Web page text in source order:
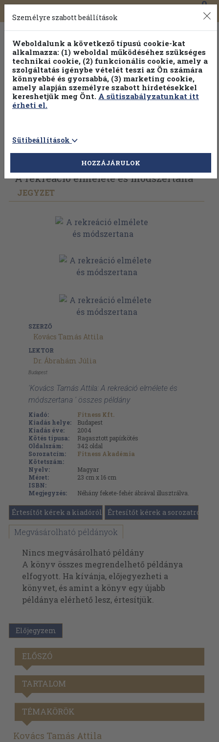
Toggle
navigation
0
Válogasson több mint 30 000 kötet közül
Hobbi témakörökben20% kedvezménnyel!
Vissza az előző oldalra Válasszon példányt
A rekreáció elmélete és módszertana
JEGYZET
SZERZŐ
Kovács Tamás Attila
LEKTOR
Dr. Ábrahám Júlia
Budapest
'Kovács Tamás Attila: A rekreáció elmélete és
módszertana ' összes példány
Kiadó:
Fitness Kft.
Kiadás helye:
Budapest
Kiadás éve:
2004
Kötés típusa:
Ragasztott papírkötés
Oldalszám:
342 oldal
Sorozatcím:
Fitness Akadémia
Kötetszám:
Nyelv:
Magyar
Méret:
23 cm x 16 cm
ISBN:
Megjegyzés:
Néhány fekete-fehér ábrával illusztrálva.
Értesítőt kérek a kiadóról Értesítőt kérek a sorozatról
Megvásárolható példányok
Nincs megvásárolható példány
A könyv összes megrendelhető példánya
elfogyott. Ha kívánja, előjegyezheti a
könyvet, és amint a könyv egy újabb
példánya elérhető lesz, értesítjük.
Előjegyzem
ELŐSZÓ
TARTALOM
TÉMAKÖRÖK
Kovács Tamás Attila
Személyre szabott beállítások
Weboldalunk a következő típusú cookie-kat
alkalmazza: (1) weboldal működéséhez szükséges
technikai cookie, (2) funkcionális cookie, amely a
szolgáltatás igénybe vételét teszi az Ön számára
könnyebbé és gyorsabbá, (3) marketing cookie,
amely alapján személyre szabott hirdetésekkel
kereshetjük meg Önt. A sütiszabályzatunkat itt
érheti el.
Sütibeállítások
HOZZÁJÁRULOK